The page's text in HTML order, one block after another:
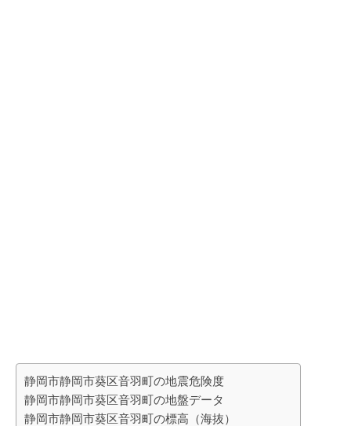
静岡市静岡市葵区音羽町の地震危険度
静岡市静岡市葵区音羽町の地盤データ
静岡市静岡市葵区音羽町の標高（海抜）